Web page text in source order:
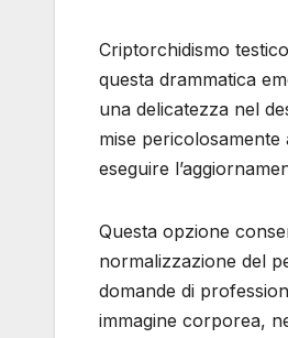
Criptorchidismo
questa drammatica
una delicatezza nel
mise
eseguire
Questa opzione
normalizzazione del
domande di
immagine corporea,